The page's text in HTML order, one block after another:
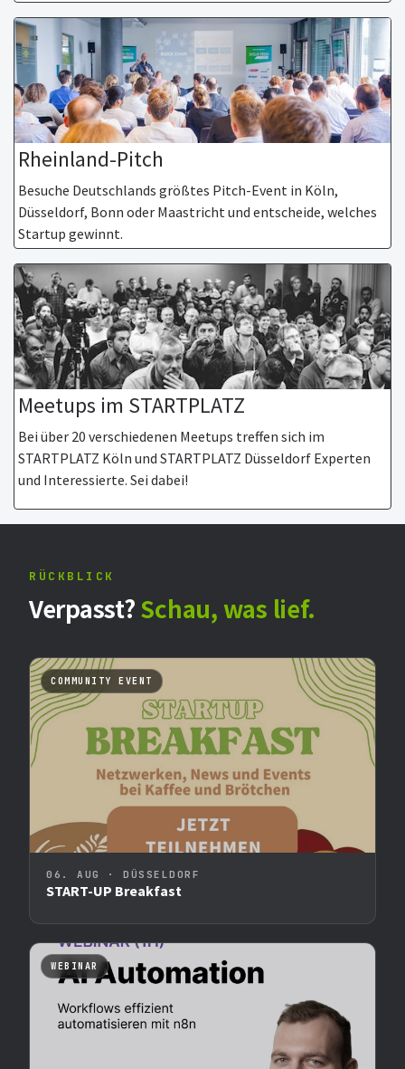
Rheinland-Pitch
Besuche Deutschlands größtes Pitch-Event in Köln,
Düsseldorf, Bonn oder Maastricht und entscheide, welches
Startup gewinnt.
Meetups im STARTPLATZ
Bei über 20 verschiedenen Meetups treffen sich im
STARTPLATZ Köln und STARTPLATZ Düsseldorf Experten
und Interessierte. Sei dabei!
RÜCKBLICK
Verpasst?Schau, was lief.
COMMUNITY EVENT
06. AUG · DÜSSELDORF
START-UP Breakfast
WEBINAR